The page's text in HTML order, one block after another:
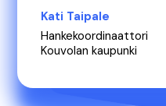
Kati Taipale
Hankekoordinaattori
Kouvolan kaupunki